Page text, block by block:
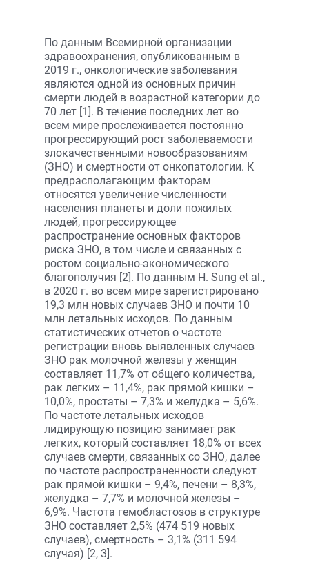
По данным Всемирной организации
здравоохранения, опубликованным в
2019 г., онкологические заболевания
являются одной из основных причин
смерти людей в возрастной категории до
70 лет [1]. В течение последних лет во
всем мире прослеживается постоянно
прогрессирующий рост заболеваемости
злокачественными новообразованиям
(ЗНО) и смертности от онкопатологии. К
предрасполагающим факторам
относятся увеличение численности
населения планеты и доли пожилых
людей, прогрессирующее
распространение основных факторов
риска ЗНО, в том числе и связанных с
ростом социально-экономического
благополучия [2]. По данным H. Sung et al.,
в 2020 г. во всем мире зарегистрировано
19,3 млн новых случаев ЗНО и почти 10
млн летальных исходов. По данным
статистических отчетов о частоте
регистрации вновь выявленных случаев
ЗНО рак молочной железы у женщин
составляет 11,7% от общего количества,
рак легких – 11,4%, рак прямой кишки –
10,0%, простаты – 7,3% и желудка – 5,6%.
По частоте летальных исходов
лидирующую позицию занимает рак
легких, который составляет 18,0% от всех
случаев смерти, связанных со ЗНО, далее
по частоте распространенности следуют
рак прямой кишки – 9,4%, печени – 8,3%,
желудка – 7,7% и молочной железы –
6,9%. Частота гемобластозов в структуре
ЗНО составляет 2,5% (474 519 новых
случаев), смертность – 3,1% (311 594
случая) [2, 3].